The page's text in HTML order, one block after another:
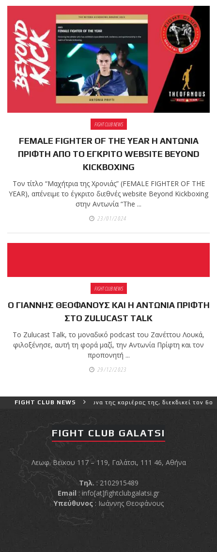
FIGHT CLUB NEWS
FEMALE FIGHTER OF THE YEAR Η ΑΝΤΩΝΙΑ
ΠΡΙΦΤΗ ΑΠΟ ΤΟ ΕΓΚΡΙΤΟ WEBSITE BEYOND
KICKBOXING
Τον τίτλο “Μαχήτρια της Χρονιάς” (FEMALE FIGHTER OF THE
YEAR), απένειμε το έγκριτο διεθνές website Beyond Kickboxing
στην Αντωνία “The ...
23/01/2024
FIGHT CLUB NEWS
Ο ΓΙΑΝΝΗΣ ΘΕΟΦΑΝΟΥΣ ΚΑΙ Η ΑΝΤΩΝΙΑ ΠΡΙΦΤΗ
ΣΤΟ ZULUCAST TALK
Το Zulucast Talk, το μοναδικό podcast του Ζανέττου Λουκά,
φιλοξένησε, αυτή τη φορά μαζί, την Αντωνία Πρίφτη και τον
προπονητή ...
29/12/2023
FIGHT CLUB NEWS
πιο δύσκολο αγώνα της καριέρας της, διεκδικεί τον 6ο
FIGHT CLUB GALATSI
Λεωφ. Βεϊκου 117 – 119, Γαλάτσι, 111 46, Αθήνα
Τηλ. : 2102915489
Email :info[at]fightclubgalatsi.gr
Υπεύθυνος: Ιωάννης Θεοφάνους